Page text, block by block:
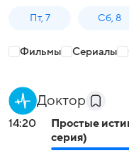
Пт, 7 Сб, 8
Фильмы Сериалы
Доктор
14:20
Простые
серия)